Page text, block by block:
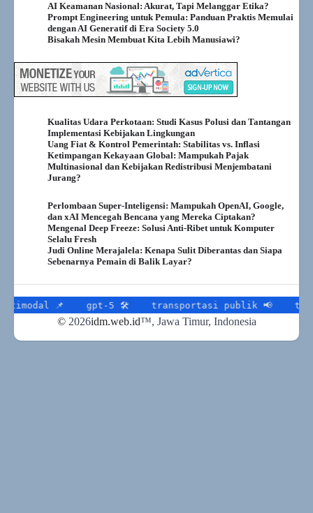
AI Keamanan Nasional: Akurat, Tapi Melanggar Etika?
Prompt Engineering untuk Pemula: Panduan Praktis Memulai
dengan AI Generatif di Era Society 5.0
Bisakah Mesin Membuat Kita Lebih Manusiawi?
Kualitas Udara Perkotaan: Studi Kasus Polusi dan Tantangan
Implementasi Kebijakan Lingkungan
Uang Fiat & Kontrol Pemerintah: Stabilitas vs. Inflasi
Ketimpangan Kekayaan Global: Mampukah Pajak
Multinasional dan Kebijakan Redistribusi Menjembatani
Jurang?
Perlombaan Super-Inteligensi: Mampukah OpenAI, Google,
dan xAI Mencegah Bencana yang Mereka Ciptakan?
Mengenal Deep Freeze: Solusi Anti-Ribet untuk Komputer
Selalu Fresh
Judi Online Merajalela: Kenapa Sulit Diberantas dan Siapa
Sebenarnya Pemain di Balik Layar?
gpt-5 🛠 transportasi publik 📢 transportasi
©2026idm.web.id™, Jawa Timur, Indonesia